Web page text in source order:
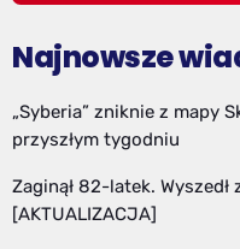
Najnowsze
„Syberia” zniknie z mapy
przyszłym tygodniu
Zaginął 82-latek.
[AKTUALIZACJA]